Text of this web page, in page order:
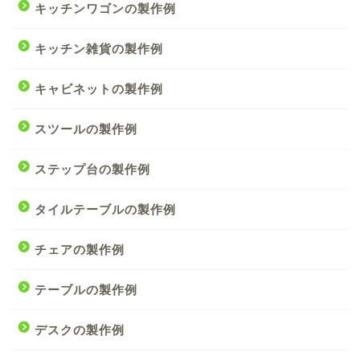
キッチンワゴンの製作例
キッチン雑貨の製作例
キャビネットの製作例
スツールの製作例
ステップ台の製作例
タイルテーブルの製作例
チェアの製作例
テーブルの製作例
デスクの製作例